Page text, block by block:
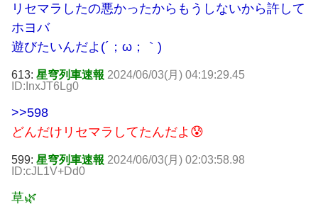
リセマラしたの悪かったからもうしないから許して
ホヨバ
遊びたいんだよ(´；ω；｀)
613: 星穹列車速報 2024/06/03(月) 04:19:29.45
ID:InxJT6Lg0
>>598
どんだけリセマラしてたんだよ😰
599: 星穹列車速報 2024/06/03(月) 02:03:58.98
ID:cJL1V+Dd0
草🌿